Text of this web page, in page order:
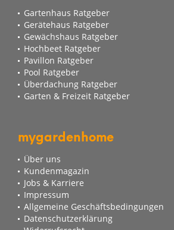
Gartenhaus Ratgeber
Gerätehaus Ratgeber
Gewächshaus Ratgeber
Hochbeet Ratgeber
Pavillon Ratgeber
Pool Ratgeber
Überdachung Ratgeber
Garten & Freizeit Ratgeber
mygardenhome
Über uns
Kundenmagazin
Jobs & Karriere
Impressum
Allgemeine Geschäftsbedingungen
Datenschutzerklärung